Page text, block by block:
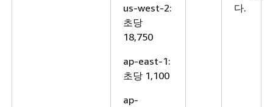
us-west-2:
초당
18,750
ap-east-1:
초당 1,100
ap-
다.